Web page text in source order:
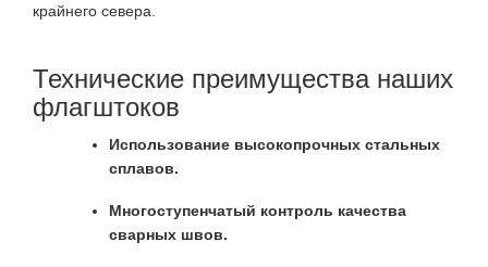
крайнего севера.
Технические преимущества наших
флагштоков
Использование высокопрочных стальных
сплавов.
Многоступенчатый контроль качества
сварных швов.